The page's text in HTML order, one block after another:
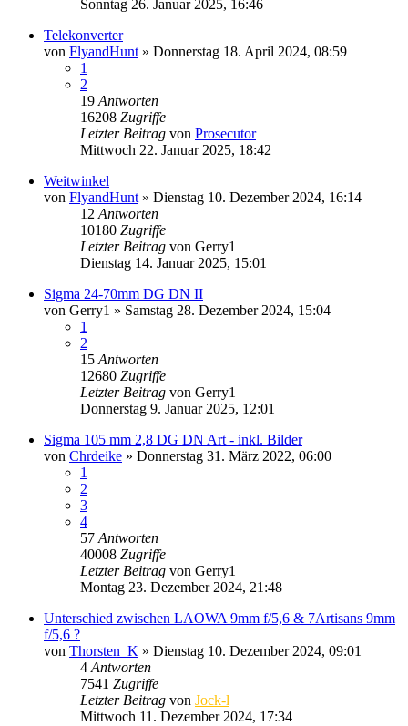
Sonntag 26. Januar 2025, 16:46
Telekonverter
von FlyandHunt » Donnerstag 18. April 2024, 08:59
1
2
19 Antworten
16208 Zugriffe
Letzter Beitrag von Prosecutor
Mittwoch 22. Januar 2025, 18:42
Weitwinkel
von FlyandHunt » Dienstag 10. Dezember 2024, 16:14
12 Antworten
10180 Zugriffe
Letzter Beitrag von Gerry1
Dienstag 14. Januar 2025, 15:01
Sigma 24-70mm DG DN II
von Gerry1 » Samstag 28. Dezember 2024, 15:04
1
2
15 Antworten
12680 Zugriffe
Letzter Beitrag von Gerry1
Donnerstag 9. Januar 2025, 12:01
Sigma 105 mm 2,8 DG DN Art - inkl. Bilder
von Chrdeike » Donnerstag 31. März 2022, 06:00
1
2
3
4
57 Antworten
40008 Zugriffe
Letzter Beitrag von Gerry1
Montag 23. Dezember 2024, 21:48
Unterschied zwischen LAOWA 9mm f/5,6 & 7Artisans 9mm
f/5,6 ?
von Thorsten_K » Dienstag 10. Dezember 2024, 09:01
4 Antworten
7541 Zugriffe
Letzter Beitrag von Jock-l
Mittwoch 11. Dezember 2024, 17:34